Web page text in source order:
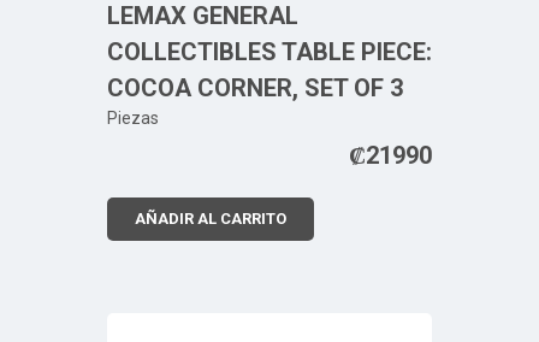
LEMAX GENERAL
COLLECTIBLES TABLE PIECE:
COCOA CORNER, SET OF 3
Piezas
₡21990
AÑADIR AL CARRITO